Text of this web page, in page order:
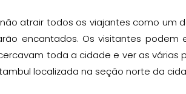
atrair todos os viajantes como um
encantados. Os visitantes podem
toda a cidade e ver as
localizada na seção norte da